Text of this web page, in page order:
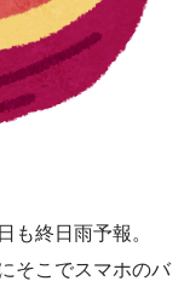
も終日雨予報。
そこでスマホのバ